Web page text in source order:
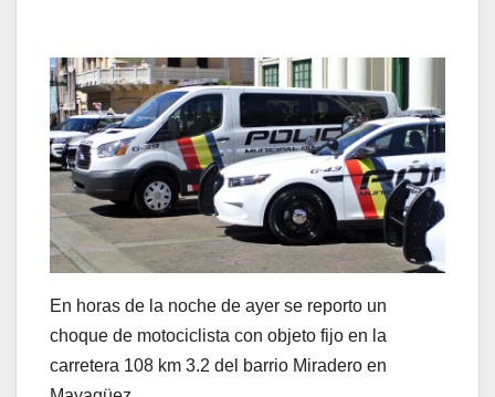
En horas de la noche de ayer se reporto un
choque de motociclista con objeto fijo en la
carretera 108 km 3.2 del barrio Miradero en